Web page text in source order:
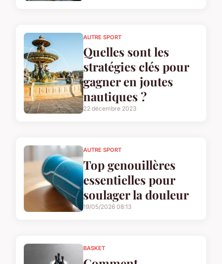
AUTRE SPORT
Quelles sont les
stratégies clés pour
gagner en joutes
nautiques ?
22 décembre 2023
AUTRE SPORT
Top genouillères
essentielles pour
soulager la douleur
19/05/2026 08:13
BASKET